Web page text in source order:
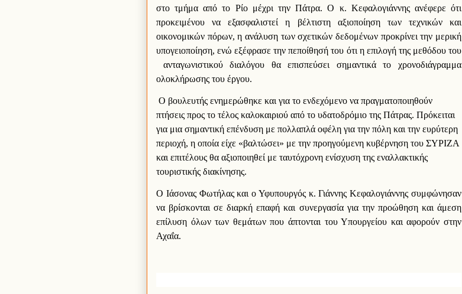
στο τμήμα από το Ρίο μέχρι την Πάτρα. Ο κ. Κεφαλογιάννης ανέφερε ότι
προκειμένου να εξασφαλιστεί η βέλτιστη αξιοποίηση των τεχνικών και
οικονομικών πόρων, η ανάλυση των σχετικών δεδομένων προκρίνει την μερική
υπογειοποίηση, ενώ εξέφρασε την πεποίθησή του ότι η επιλογή της μεθόδου του
ανταγωνιστικού διαλόγου θα επισπεύσει σημαντικά το χρονοδιάγραμμα
ολοκλήρωσης του έργου.
Ο βουλευτής ενημερώθηκε και για το ενδεχόμενο να πραγματοποιηθούν
πτήσεις προς το τέλος καλοκαιριού από το υδατοδρόμιο της Πάτρας. Πρόκειται
για μια σημαντική επένδυση με πολλαπλά οφέλη για την πόλη και την ευρύτερη
περιοχή, η οποία είχε «βαλτώσει» με την προηγούμενη κυβέρνηση του ΣΥΡΙΖΑ
και επιτέλους θα αξιοποιηθεί με ταυτόχρονη ενίσχυση της εναλλακτικής
τουριστικής διακίνησης.
Ο Ιάσονας Φωτήλας και ο Υφυπουργός κ. Γιάννης Κεφαλογιάννης συμφώνησαν
να βρίσκονται σε διαρκή επαφή και συνεργασία για την προώθηση και άμεση
επίλυση όλων των θεμάτων που άπτονται του Υπουργείου και αφορούν στην
Αχαΐα.